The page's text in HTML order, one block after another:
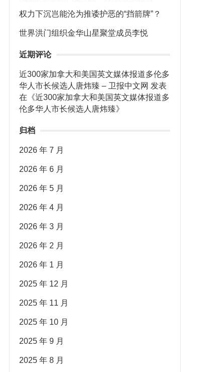
权力下沉岂能沦为推诿护恶的“挡箭牌”？
世界洪门组织金华山星聚堂成员李悦
近期评论
近300家加拿大和美国英文媒体报道多伦多
华人市长候选人唐炜臻 – 卫报中文网 发表
在《近300家加拿大和美国英文媒体报道多
伦多华人市长候选人唐炜臻》
归档
2026 年 7 月
2026 年 6 月
2026 年 5 月
2026 年 4 月
2026 年 3 月
2026 年 2 月
2026 年 1 月
2025 年 12 月
2025 年 11 月
2025 年 10 月
2025 年 9 月
2025 年 8 月